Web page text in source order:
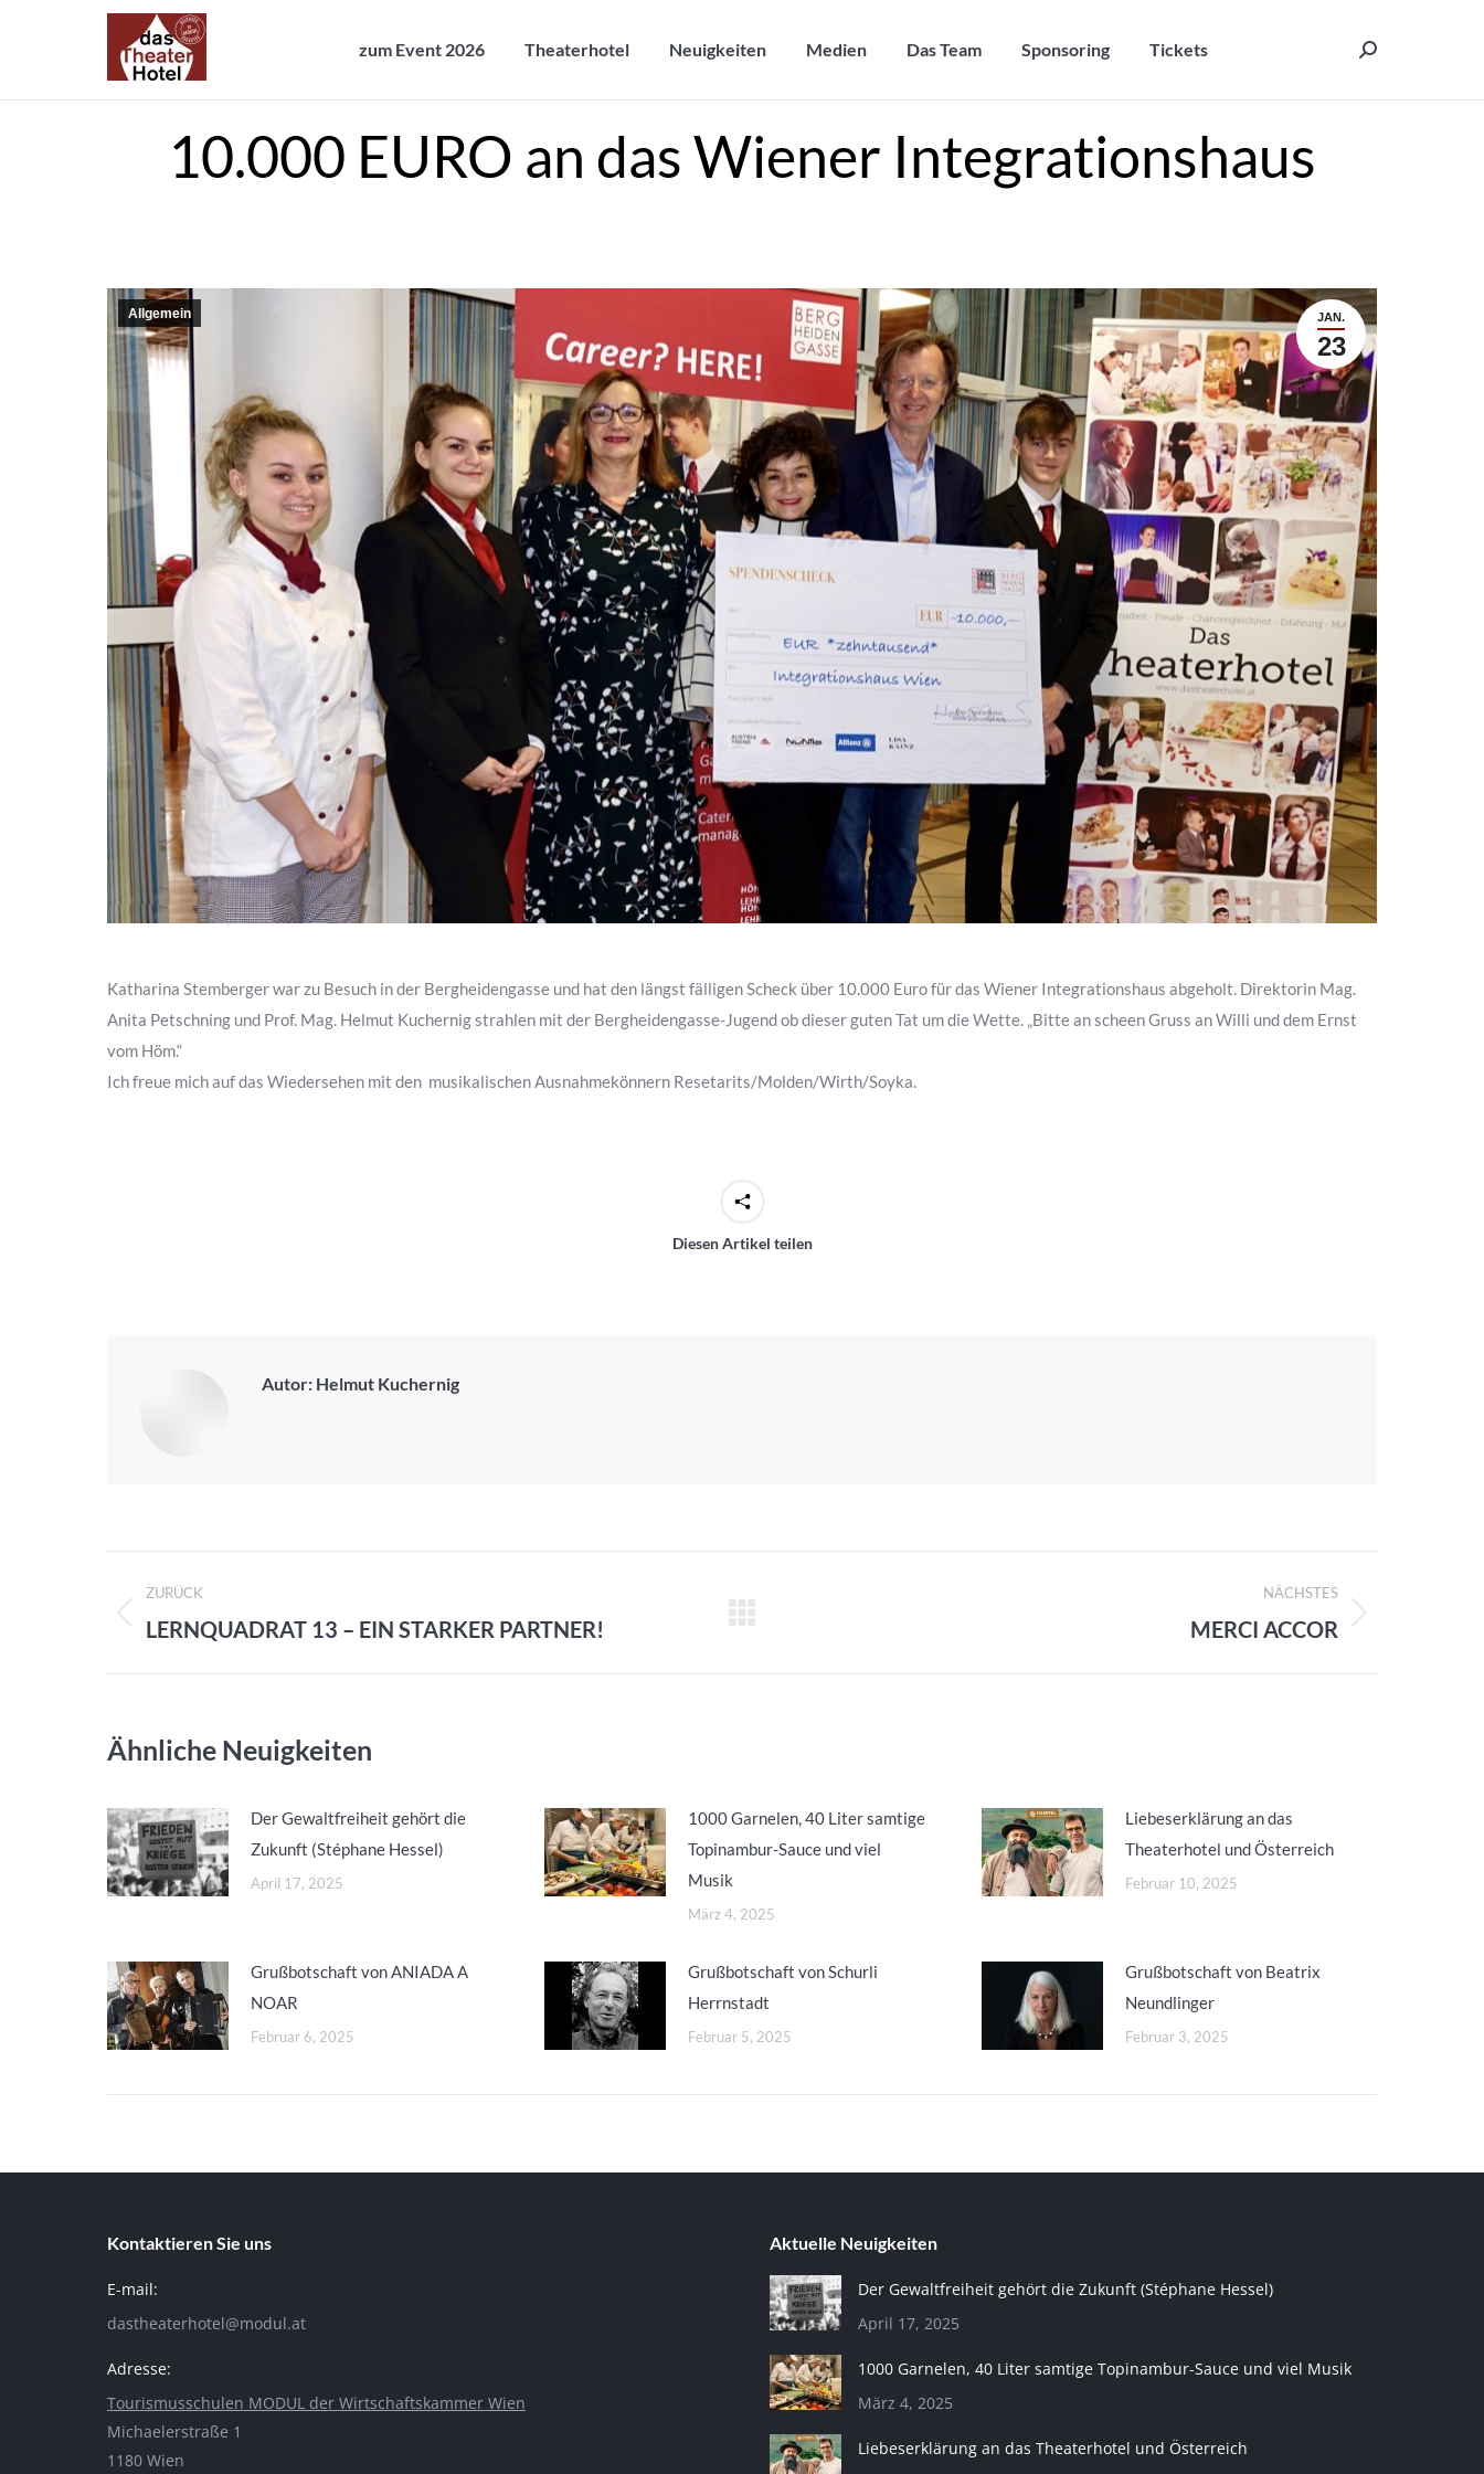
zum Event 2026 Theaterhotel Neuigkeiten Medien Das Team Sponsoring Tickets Search:
10.000 EURO an das Wiener Integrationshaus
JAN.
23
Allgemein
Katharina Stemberger war zu Besuch in der Bergheidengasse und hat den längst fälligen Scheck über 10.000 Euro für das Wiener Integrationshaus abgeholt. Direktorin Mag.
Anita Petschning und Prof. Mag. Helmut Kuchernig strahlen mit der Bergheidengasse-Jugend ob dieser guten Tat um die Wette. „Bitte an scheen Gruss an Willi und dem Ernst
vom Höm.“
Ich freue mich auf das Wiedersehen mit den musikalischen Ausnahmekönnern Resetarits/Molden/Wirth/Soyka.
Diesen Artikel teilen
Autor: Helmut Kuchernig
Kommentarnavigation
ZURÜCK
Vorheriger
LERNQUADRAT 13 – EIN STARKER PARTNER!
NÄCHSTES
MERCI ACCOR
Ähnliche Neuigkeiten
Der Gewaltfreiheit gehört die
Zukunft (Stéphane Hessel)
April 17, 2025
1000 Garnelen, 40 Liter samtige
Topinambur-Sauce und viel
Musik
März 4, 2025
Liebeserklärung an das
Theaterhotel und Österreich
Februar 10, 2025
Grußbotschaft von ANIADA A
NOAR
Februar 6, 2025
Grußbotschaft von Schurli
Herrnstadt
Februar 5, 2025
Grußbotschaft von Beatrix
Neundlinger
Februar 3, 2025
Kontaktieren Sie uns
E-mail:
dastheaterhotel@modul.at
Adresse:
Tourismusschulen MODUL der Wirtschaftskammer Wien
Michaelerstraße 1
1180 Wien
Aktuelle Neuigkeiten
Der Gewaltfreiheit gehört die Zukunft (Stéphane Hessel)
April 17, 2025
1000 Garnelen, 40 Liter samtige Topinambur-Sauce und viel Musik
März 4, 2025
Liebeserklärung an das Theaterhotel und Österreich
zum Event 2026 Theaterhotel Neuigkeiten Medien Das Team Sponsoring Tickets Search: